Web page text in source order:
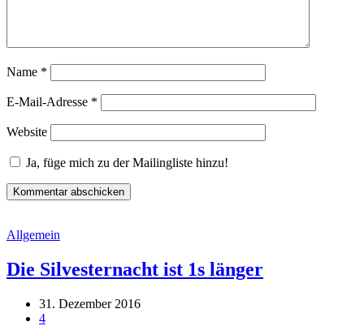
Name *
E-Mail-Adresse *
Website
Ja, füge mich zu der Mailingliste hinzu!
Allgemein
Die Silvesternacht ist 1s länger
31. Dezember 2016
4